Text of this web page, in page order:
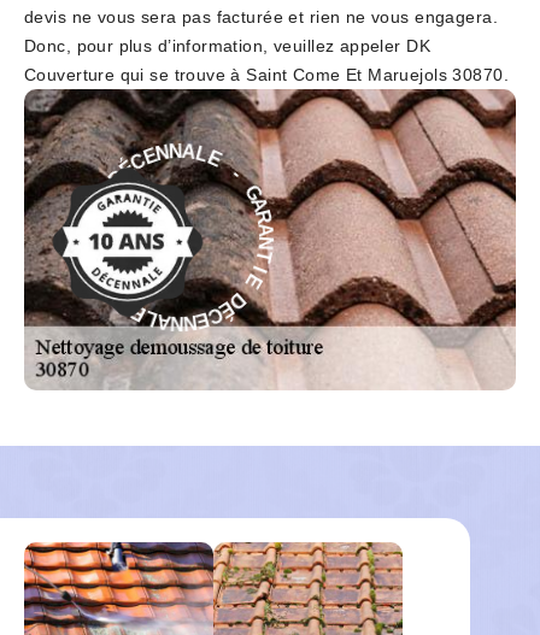
devis ne vous sera pas facturée et rien ne vous engagera.
Donc, pour plus d’information, veuillez appeler DK
Couverture qui se trouve à Saint Come Et Maruejols 30870.
G
A
R
A
N
T
I
E
D
É
C
E
NNALE - GAR
A
N
T
I
E
D
É
C
E
N
N
A
L
E
-